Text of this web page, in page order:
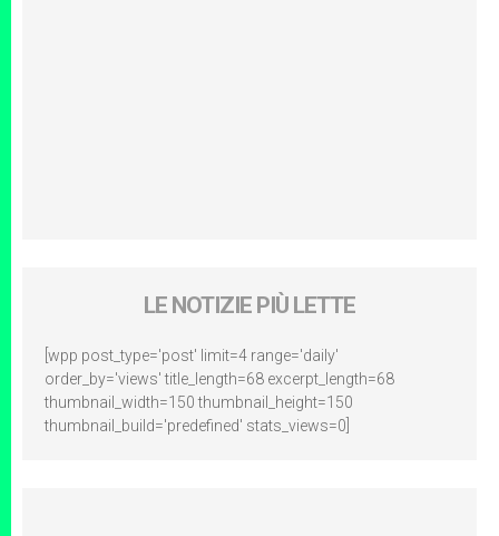
LE NOTIZIE PIÙ LETTE
[wpp post_type='post' limit=4 range='daily'
order_by='views' title_length=68 excerpt_length=68
thumbnail_width=150 thumbnail_height=150
thumbnail_build='predefined' stats_views=0]